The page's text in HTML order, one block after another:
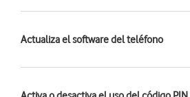
Actualiza el software del teléfono